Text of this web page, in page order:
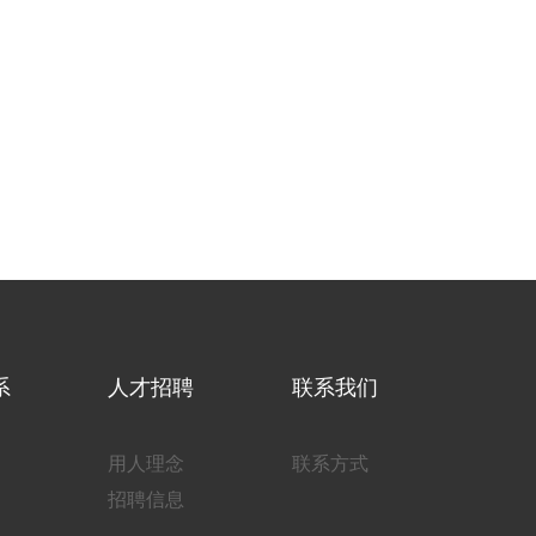
人才招聘
用人理念
招聘信息
联系我们
联系方式